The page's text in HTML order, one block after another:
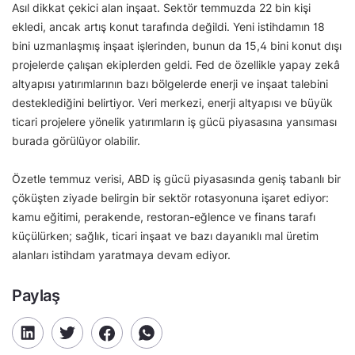
Asıl dikkat çekici alan inşaat. Sektör temmuzda 22 bin kişi
ekledi, ancak artış konut tarafında değildi. Yeni istihdamın 18
bini uzmanlaşmış inşaat işlerinden, bunun da 15,4 bini konut dışı
projelerde çalışan ekiplerden geldi. Fed de özellikle yapay zekâ
altyapısı yatırımlarının bazı bölgelerde enerji ve inşaat talebini
desteklediğini belirtiyor. Veri merkezi, enerji altyapısı ve büyük
ticari projelere yönelik yatırımların iş gücü piyasasına yansıması
burada görülüyor olabilir.
Özetle temmuz verisi, ABD iş gücü piyasasında geniş tabanlı bir
çöküşten ziyade belirgin bir sektör rotasyonuna işaret ediyor:
kamu eğitimi, perakende, restoran-eğlence ve finans tarafı
küçülürken; sağlık, ticari inşaat ve bazı dayanıklı mal üretim
alanları istihdam yaratmaya devam ediyor.
Paylaş